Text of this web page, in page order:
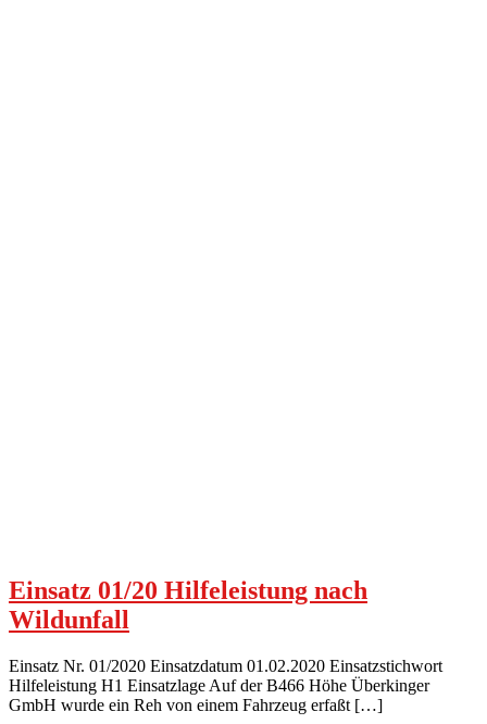
Einsatz 01/20 Hilfeleistung nach
Wildunfall
Einsatz Nr. 01/2020 Einsatzdatum 01.02.2020 Einsatzstichwort
Hilfeleistung H1 Einsatzlage Auf der B466 Höhe Überkinger
GmbH wurde ein Reh von einem Fahrzeug erfaßt […]